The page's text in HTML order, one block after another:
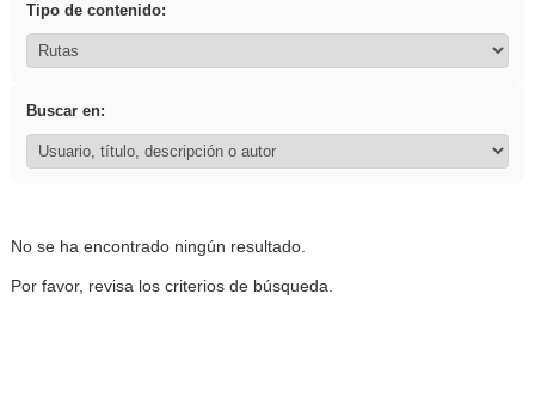
Tipo de contenido:
Buscar en:
No se ha encontrado ningún resultado.
Por favor, revisa los criterios de búsqueda.